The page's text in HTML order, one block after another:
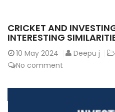
CRICKET AND
INTERESTING
10 May 2024 Deepu j
No comment